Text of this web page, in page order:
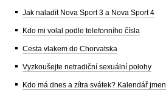
Jak naladit Nova Sport 3 a Nova Sport 4
Kdo mi volal podle telefonního čísla
Cesta vlakem do Chorvatska
Vyzkoušejte netradiční sexuální polohy
Kdo má dnes a zítra svátek? Kalendář jmen